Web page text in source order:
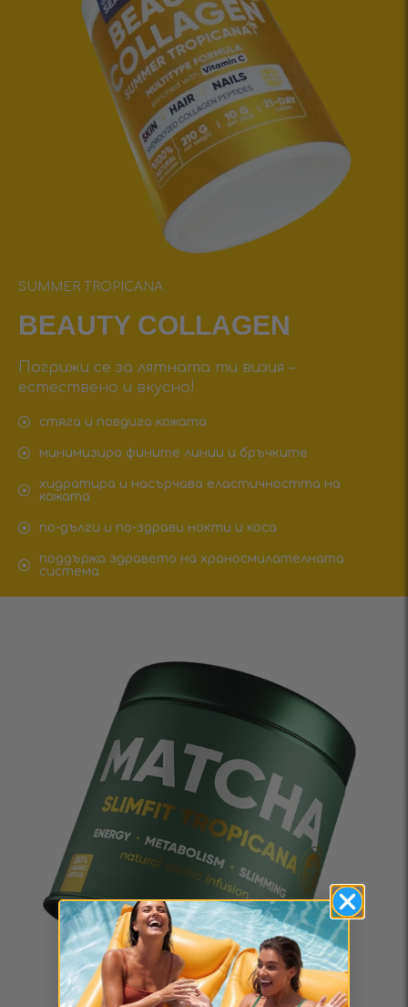
SUMMER TROPICANA
BEAUTY COLLAGEN
Погрижи се за лятната ти визия –
естествено и вкусно!
стяга и повдига кожата
минимизира фините линии и бръчките
хидратира и насърчава еластичността на
кожата
по-дълги и по-здрави нокти и коса
поддържа здравето на храносмилателната
система